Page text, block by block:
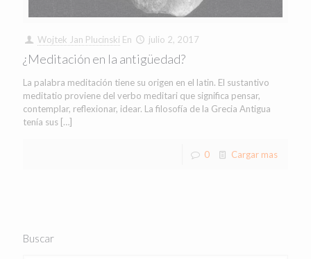
Wojtek Jan Plucinski En julio 2, 2017
¿Meditación en la antigüedad?
La palabra meditación tiene su origen en el latin. El sustantivo
meditatio proviene del verbo meditari que significa pensar,
contemplar, reflexionar, idear. La filosofía de la Grecia Antigua
tenía sus […]
0 Cargar mas
Buscar